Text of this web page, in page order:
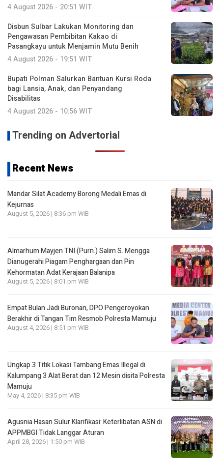
4 August 2026 - 20:51 WIT
Disbun Sulbar Lakukan Monitoring dan
Pengawasan Pembibitan Kakao di
Pasangkayu untuk Menjamin Mutu Benih
4 August 2026 - 19:51 WIT
Bupati Polman Salurkan Bantuan Kursi Roda
bagi Lansia, Anak, dan Penyandang
Disabilitas
4 August 2026 - 10:56 WIT
Trending on Advertorial
Recent News
Mandar Silat Academy Borong Medali Emas di
Kejurnas
August 5, 2026 | 8:36 pm WIB
Almarhum Mayjen TNI (Purn.) Salim S. Mengga
Dianugerahi Piagam Penghargaan dan Pin
Kehormatan Adat Kerajaan Balanipa
August 5, 2026 | 8:01 pm WIB
Empat Bulan Jadi Buronan, DPO Pengeroyokan
Berakhir di Tangan Tim Resmob Polresta Mamuju
August 4, 2026 | 8:51 pm WIB
Ungkap 3 Titik Lokasi Tambang Emas Illegal di
Kalumpang 3 Alat Berat dan 12 Mesin disita Polresta
Mamuju
May 4, 2026 | 8:35 pm WIB
Agusnia Hasan Sulur Klarifikasi: Keterlibatan ASN di
APPMBGI Tidak Langgar Aturan
April 28, 2026 | 1:50 pm WIB